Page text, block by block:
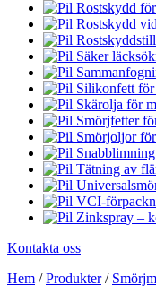
Rostskydd
Rostskydd
Säker
Silikonfett
Skärolja för
Smörjfetter
Smörjoljor
Tätning av
VCI-
Zinkspray –
Kontakta oss
Hem /Produkter/